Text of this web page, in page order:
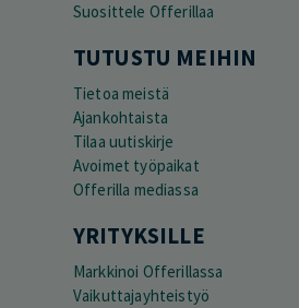
Suosittele Offerillaa
TUTUSTU MEIHIN
Tietoa meistä
Ajankohtaista
Tilaa uutiskirje
Avoimet työpaikat
Offerilla mediassa
YRITYKSILLE
Markkinoi Offerillassa
Vaikuttajayhteistyö